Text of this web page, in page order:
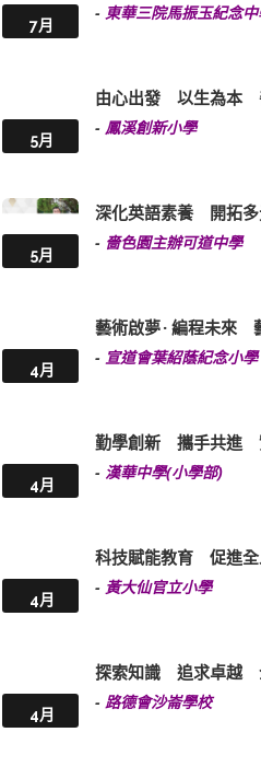
7月
- 東華三院馬振玉紀念
5月
由心出發 以生為本
- 鳳溪創新小學
5月
深化英語素養 開拓
- 嗇色園主辦可道中學
4月
藝術啟夢 · 編程未來
- 宣道會葉紹蔭紀念小學
4月
勤學創新 攜手共進
- 漢華中學(小學部)
4月
科技賦能教育 促進全
- 黃大仙官立小學
4月
探索知識 追求卓越
- 路德會沙崙學校